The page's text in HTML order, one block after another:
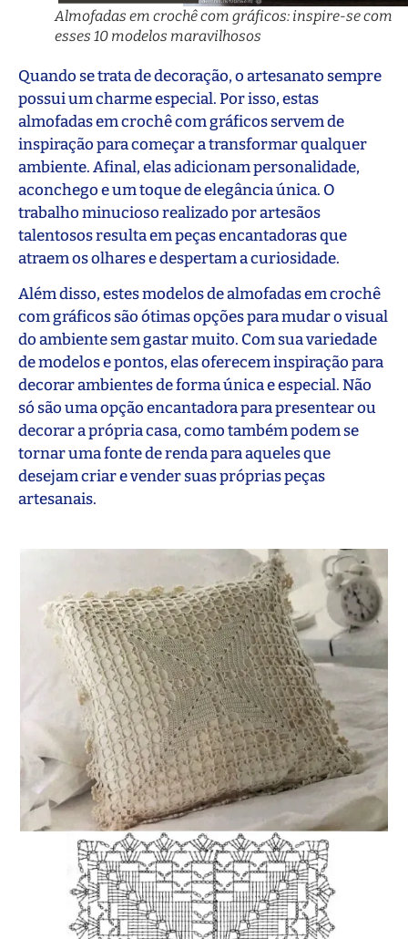
Almofadas em crochê com gráficos: inspire-se com
esses 10 modelos maravilhosos
Quando se trata de decoração, o artesanato sempre
possui um charme especial. Por isso, estas
almofadas em crochê com gráficos servem de
inspiração para começar a transformar qualquer
ambiente. Afinal, elas adicionam personalidade,
aconchego e um toque de elegância única. O
trabalho minucioso realizado por artesãos
talentosos resulta em peças encantadoras que
atraem os olhares e despertam a curiosidade.
Além disso, estes modelos de almofadas em crochê
com gráficos são ótimas opções para mudar o visual
do ambiente sem gastar muito. Com sua variedade
de modelos e pontos, elas oferecem inspiração para
decorar ambientes de forma única e especial. Não
só são uma opção encantadora para presentear ou
decorar a própria casa, como também podem se
tornar uma fonte de renda para aqueles que
desejam criar e vender suas próprias peças
artesanais.